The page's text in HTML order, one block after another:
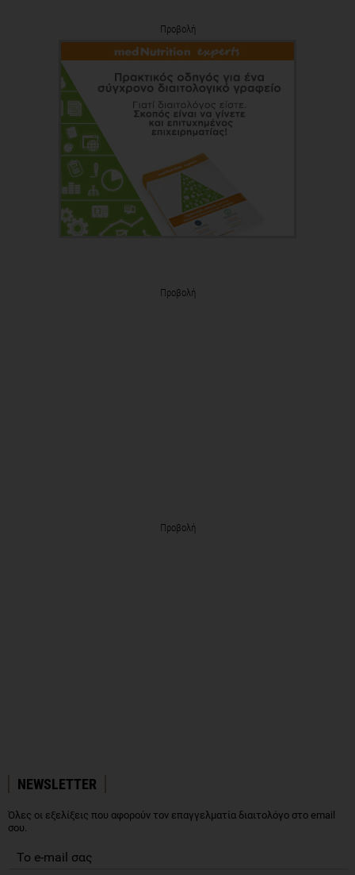
Προβολή
Προβολή
Προβολή
NEWSLETTER
Όλες οι εξελίξεις που αφορούν τον επαγγελματία διαιτολόγο στο email
σου.